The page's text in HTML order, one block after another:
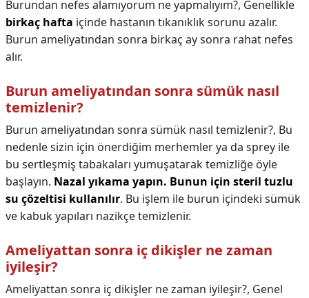
Burundan nefes alamıyorum ne yapmalıyım?, Genellikle
birkaç hafta içinde hastanın tıkanıklık sorunu azalır.
Burun ameliyatından sonra birkaç ay sonra rahat nefes
alır.
Burun ameliyatından sonra sümük nasıl
temizlenir?
Burun ameliyatından sonra sümük nasıl temizlenir?, Bu
nedenle sizin için önerdiğim merhemler ya da sprey ile
bu sertleşmiş tabakaları yumuşatarak temizliğe öyle
başlayın. Nazal yıkama yapın. Bunun için steril tuzlu
su çözeltisi kullanılır. Bu işlem ile burun içindeki sümük
ve kabuk yapıları nazikçe temizlenir.
Ameliyattan sonra iç dikişler ne zaman
iyileşir?
Ameliyattan sonra iç dikişler ne zaman iyileşir?, Genel